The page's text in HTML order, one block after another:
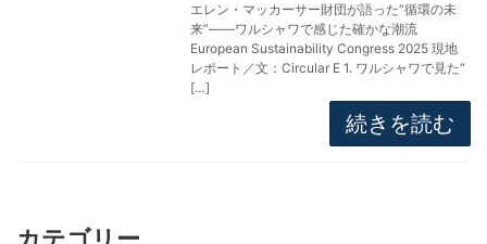
エレン・マッカーサー財団が語った“循環の未
来”――ワルシャワで感じた確かな潮流
European Sustainability Congress 2025 現地
レポート／文：Circular E 1. ワルシャワで見た“
[…]
続きを読む